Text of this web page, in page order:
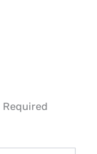
Required